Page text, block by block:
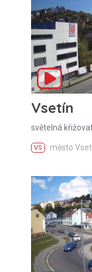
Vsetín
světelná
VS město